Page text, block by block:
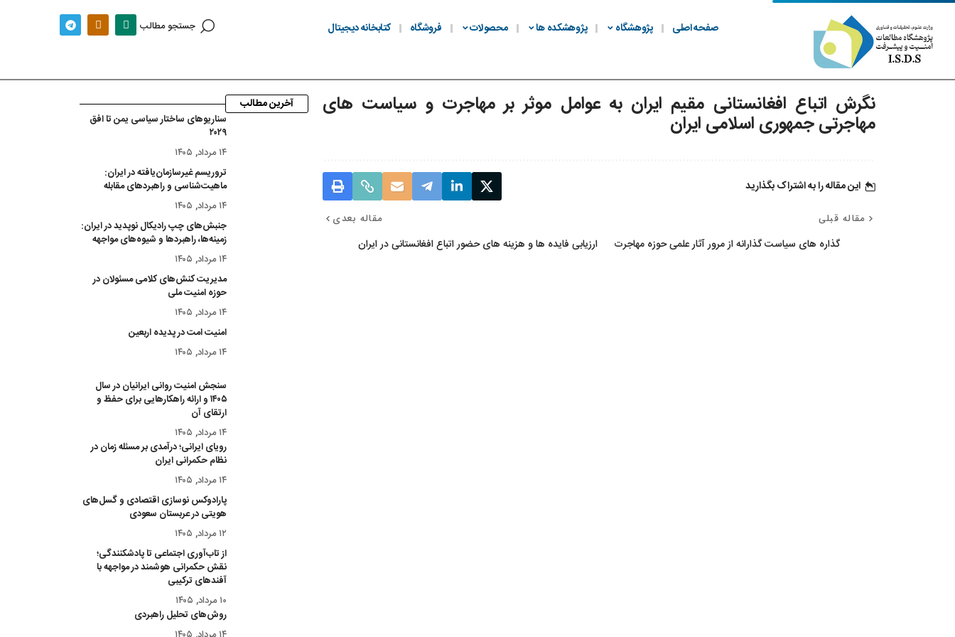
صفحه اصلی پژوهشگاه پژوهشکده ها محصولات فروشگاه کتابخانه دیجیتال جستجو مطالب
نگرش اتباع افغانستانی مقیم ایران به عوامل موثر بر مهاجرت و سیاست های
مهاجرتی جمهوری اسلامی ایران
این مقاله را به اشتراک بگذارید
مقاله قبلی
گذاره های سیاست گذارانه از مرور آثار علمی حوزه مهاجرت
مقاله بعدی
ارزیابی فایده ها و هزینه های حضور اتباع افغانستانی در ایران
آخرین مطالب
سناریوهای ساختار سیاسی یمن تا افق
۲۰۲۹
۱۴ مرداد, ۱۴۰۵
تروریسم غیرسازمان‌یافته در ایران:
ماهیت‌شناسی و راهبردهای مقابله
۱۴ مرداد, ۱۴۰۵
جنبش‌های چپ رادیکال نوپدید در ایران:
زمینه‌ها، راهبردها و شیوه‌های مواجهه
۱۴ مرداد, ۱۴۰۵
مدیریت کنش‌های کلامی مسئولان در
حوزه امنیت ملی
۱۴ مرداد, ۱۴۰۵
امنیت امت در پدیده اربعین
۱۴ مرداد, ۱۴۰۵
سنجش امنیت روانی ایرانیان در سال
۱۴۰۵ و ارائه راهکارهایی برای حفظ و
ارتقای آن
۱۴ مرداد, ۱۴۰۵
رویای ایرانی؛ درآمدی بر مسئله زمان در
نظام حکمرانی ایران
۱۴ مرداد, ۱۴۰۵
پارادوکس نوسازی اقتصادی و گسل‌های
هویتی در عربستان سعودی
۱۲ مرداد, ۱۴۰۵
از تاب‌آوری اجتماعی تا پادشکنندگی؛
نقش حکمرانی هوشمند در مواجهه با
آفندهای ترکیبی
۱۰ مرداد, ۱۴۰۵
روش‌های تحلیل راهبردی